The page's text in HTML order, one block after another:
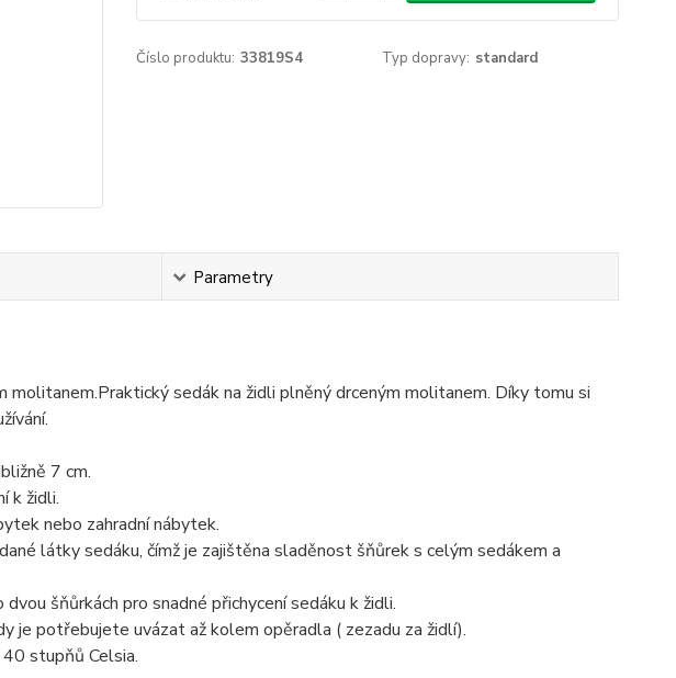
Číslo produktu: 33819S4 Typ dopravy: standard
Parametry
molitanem.Praktický sedák na židli plněný drceným molitanem. Díky tomu si
7 cm.
k židli.
nebo zahradní nábytek.
látky sedáku, čímž je zajištěna sladěnost šňůrek s celým sedákem a
šňůrkách pro snadné přichycení sedáku k židli.
je potřebujete uvázat až kolem opěradla ( zezadu za židlí).
stupňů Celsia.